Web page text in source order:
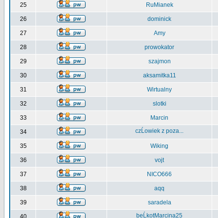
25 RuMianek
26 dominick
27 Amy
28 prowokator
29 szajmon
30 aksamitka11
31 Wirtualny
32 slotki
33 Marcin
34 czĹowiek z poza...
35 Wiking
36 vojt
37 NICO666
38 aqq
39 saradela
40 beĹkotMarcina25